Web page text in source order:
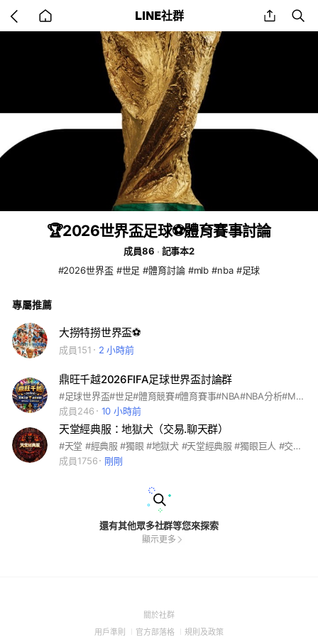
back
to
LINE社群 share
🏆2026世界盃足球⚽️體育賽事討論
成員86
記事本2
#2026世界盃 #世足 #體育討論 #mlb #nba #足球
專屬推薦
大撈特撈世界盃⚽
成員151 2 小時前
鼎旺千越2026FIFA足球世界盃討論群
#足球世界盃#世足#體育競賽#體育賽事#NBA#NBA分析#MLB#MLB分析#2026FIFA#2026世足#世界盃#足球分析#很穩的足球
成員246
10 小時前
天堂經典服：地獄犬（交易.聊天群）
#天堂 #經典服 #獨眼 #地獄犬 #天堂經典服 #獨眼巨人 #交易 #天幣 #帳號 #裝備 #道具 #經典 #牛人 #火龍窟 #海音 #NC #太陽神 #天神 #火神 #海神 #天后 #美神
成員1756
剛剛
還有其他眾多社群等您來探索
顯示更多
關於社群(Open
用戶準則 (Open
官方部落格 (Open
規則及政策(Open